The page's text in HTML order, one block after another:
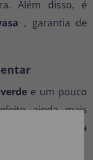
Além disso, é
, garantia de
e um pouco
ainda mais
prepare-se para